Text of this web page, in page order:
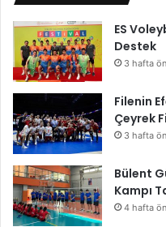
ES
Destek
3 hafta
Filenin
Çeyrek
3 hafta
Bülent
Kampı
4 hafta